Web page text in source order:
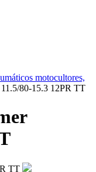
motocultores,
80-15.3 12PR TT